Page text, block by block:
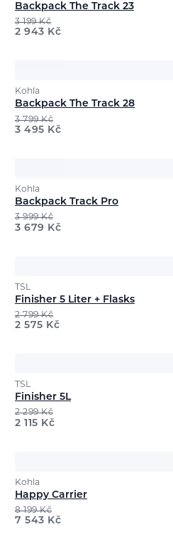
Backpack The Track 23
3 199Kč
2 943 Kč
Kohla
Backpack The Track 28
3 799Kč
3 495 Kč
Kohla
Backpack Track Pro
3 999Kč
3 679 Kč
TSL
Finisher 5 Liter + Flasks
2 799Kč
2 575 Kč
TSL
Finisher 5L
2 299Kč
2 115 Kč
Kohla
Happy Carrier
8 199Kč
7 543 Kč